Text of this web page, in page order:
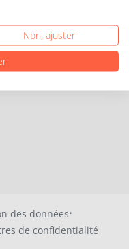
des données·
de confidentialité
Non, ajuster